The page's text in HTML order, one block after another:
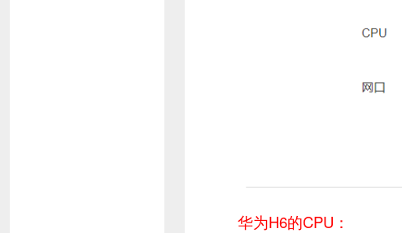
华为H6的CPU：